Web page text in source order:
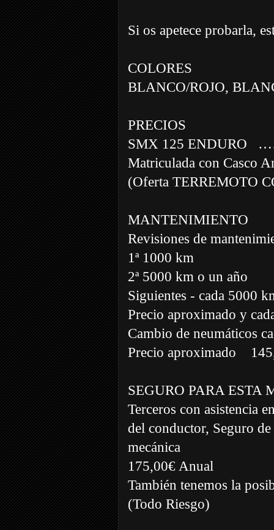
Si os apetece probarla,
COLORES
BLANCO/ROJO,
PRECIOS
SMX 125 ENDURO
Matriculada con Casco
(Oferta TERREMOTO
MANTENIMIENTO
Revisiones de
1ª 1000 km
2ª 5000 km o un año
Siguientes - cada 5000
Precio aproximado y
Cambio de neumáticos
Precio aproximado
SEGURO PARA ESTA
Terceros con asistencia
del conductor, Seguro
mecánica
175,00€ Anual
También tenemos la
(Todo Riesgo)